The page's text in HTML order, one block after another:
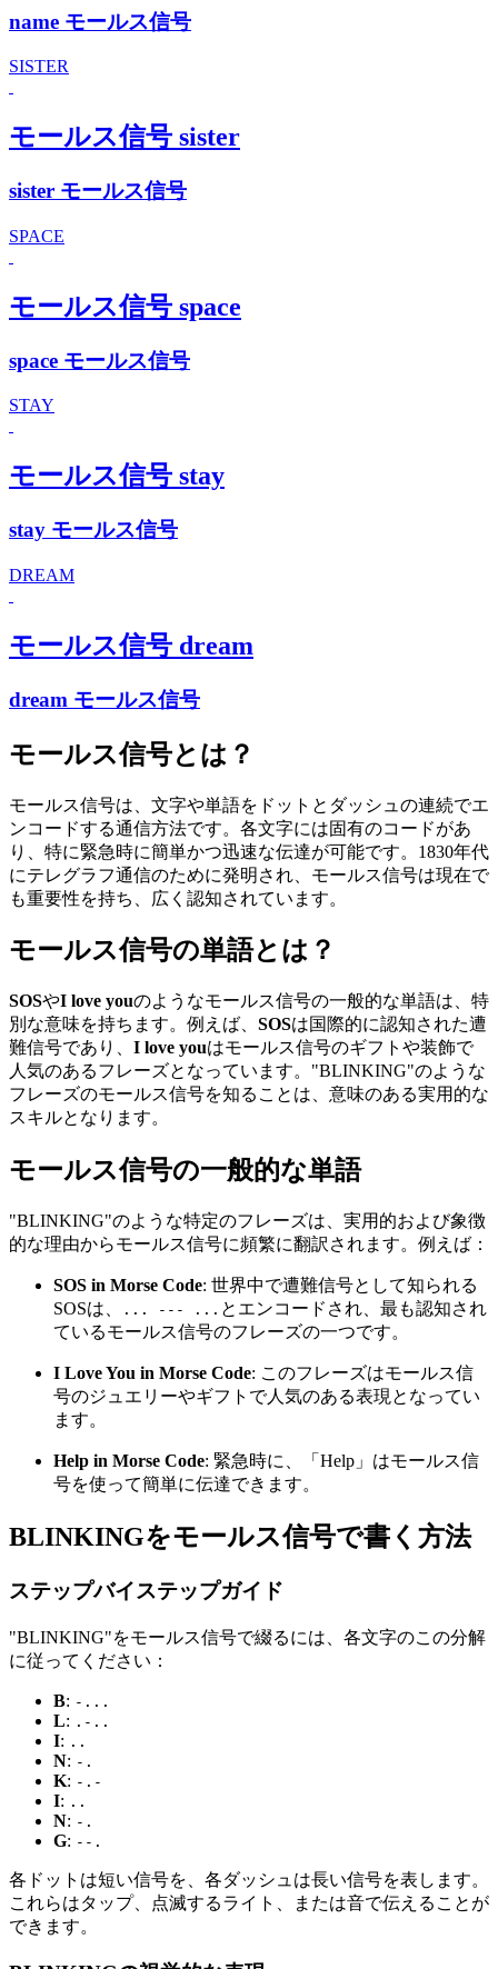
name モールス信号
SISTER
モールス信号 sister
sister モールス信号
SPACE
モールス信号 space
space モールス信号
STAY
モールス信号 stay
stay モールス信号
DREAM
モールス信号 dream
dream モールス信号
モールス信号とは？
モールス信号は、文字や単語をドットとダッシュの連続でエ
ンコードする通信方法です。各文字には固有のコードがあ
り、特に緊急時に簡単かつ迅速な伝達が可能です。1830年代
にテレグラフ通信のために発明され、モールス信号は現在で
も重要性を持ち、広く認知されています。
モールス信号の単語とは？
SOSやI love youのようなモールス信号の一般的な単語は、特
別な意味を持ちます。例えば、 SOSは国際的に認知された遭
難信号であり、 I love youはモールス信号のギフトや装飾で
人気のあるフレーズとなっています。"BLINKING"のような
フレーズのモールス信号を知ることは、意味のある実用的な
スキルとなります。
モールス信号の一般的な単語
"BLINKING"のような特定のフレーズは、実用的および象徴
的な理由からモールス信号に頻繁に翻訳されます。例えば：
SOS in Morse Code: 世界中で遭難信号として知られる
SOSは、
... --- ... とエンコードされ、最も認知され
ているモールス信号のフレーズの一つです。
I Love You in Morse Code: このフレーズはモールス信
号のジュエリーやギフトで人気のある表現となってい
ます。
Help in Morse Code: 緊急時に、「Help」はモールス信
号を使って簡単に伝達できます。
BLINKINGをモールス信号で書く方法
ステップバイステップガイド
"BLINKING"をモールス信号で綴るには、各文字のこの分解
に従ってください：
B: -...
L: .-..
I: ..
N: -.
K: -.-
I: ..
N: -.
G: --.
各ドットは短い信号を、各ダッシュは長い信号を表します。
これらはタップ、点滅するライト、または音で伝えることが
できます。